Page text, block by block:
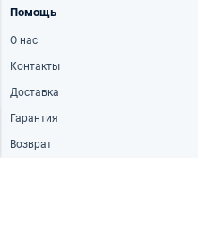
Помощь
О нас
Контакты
Доставка
Гарантия
Возврат